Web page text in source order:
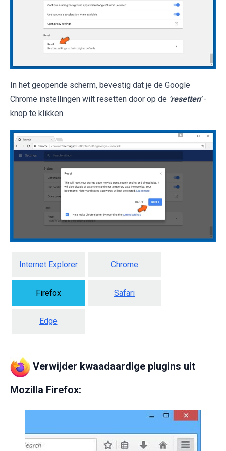
In het geopende scherm, bevestig dat je de Google
Chrome instellingen wilt resetten door op de 'resetten' -
knop te klikken.
Internet Explorer Chrome
Firefox Safari
Edge
Verwijder kwaadaardige plugins uit
Mozilla Firefox: